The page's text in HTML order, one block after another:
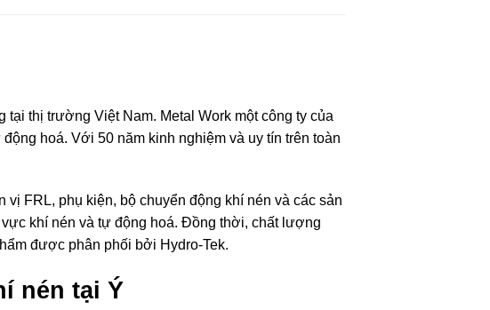
thị trường Việt Nam. Metal Work một công ty của
hoá. Với 50 năm kinh nghiệm và uy tín trên toàn
vị FRL, phụ kiện, bộ chuyển động khí nén và các sản
khí nén và tự động hoá. Đồng thời, chất lượng
được phân phối bởi Hydro-Tek.
nén tại Ý